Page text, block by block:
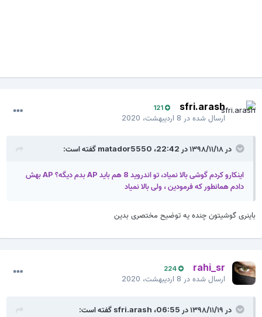
sfri.arash
121
ارسال شده در8 اردیبهشت، 2020
در ۱۳۹۸/۱۱/۱۸ در 22:42، matador5550گفته است:
اینکارو کردم گوشی بالا نمیاد، تو اندروید 8 هم باید AP بدم دیگه؟ AP بهش
دادم همانطور که فرمودین ، ولی بالا نمیاد
باینری گوشیتون چنده یه توضیح مختصری بدین
rahi_sr
224
ارسال شده در8 اردیبهشت، 2020
در ۱۳۹۸/۱۱/۱۹ در 06:55، sfri.arashگفته است: